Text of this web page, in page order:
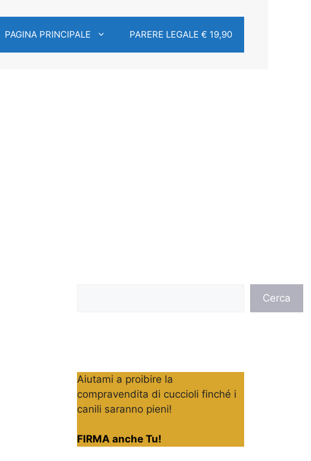
PAGINA PRINCIPALE PARERE LEGALE € 19,90
Cerca
Aiutami a proibire la
compravendita di cuccioli finché i
canili saranno pieni!
FIRMA anche Tu!